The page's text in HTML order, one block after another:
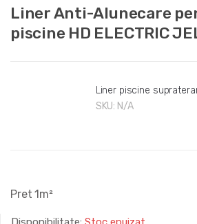
Liner Anti-Alunecare
piscine HD ELECTRIC
Liner piscine
SKU: N/A
Pret 1m²